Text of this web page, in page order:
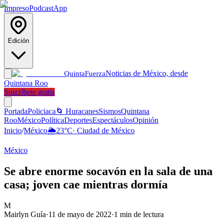
ImpresoPodcastApp
Edición
QuintaFuerzaNoticias de México, desde
Quintana Roo
Suscríbete gratis
PortadaPoliciaca 🌀 HuracanesSismosQuintana
RooMéxicoPolíticaDeportesEspectáculosOpinión
Inicio/México🌦️23°C· Ciudad de México
México
Se abre enorme socavón en la sala de una
casa; joven cae mientras dormía
M
Mairlyn Guía·11 de mayo de 2022·1 min de lectura